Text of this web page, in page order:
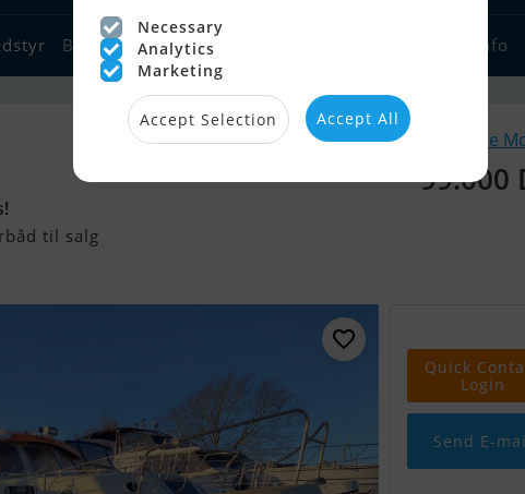
Bådforhandlere Sejlerlinks Sejlerinfo
Lignende
til salg
99.000
Quick
Login
Send E-
Necessary
Analytics
Marketing
Accept Selection Accept All